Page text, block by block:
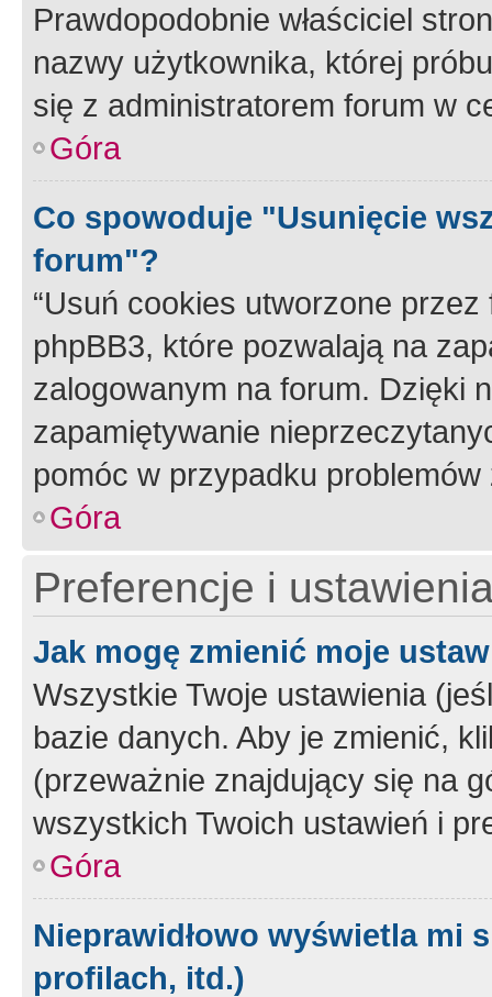
Prawdopodobnie właściciel
nazwy użytkownika, której
się z administratorem forum w
Góra
Co spowoduje "Usunięcie
forum"?
“Usuń cookies utworzone
phpBB3, które pozwalają na
zalogowanym na forum. Dzięki
zapamiętywanie
pomóc w przypadku
Góra
Preferencje i
Jak mogę zmienić moje
Wszystkie Twoje ustawienia
bazie danych. Aby je zmienić,
(przeważnie znajdujący się na
wszystkich Twoich ustawień i
Góra
Nieprawidłowo wyświetla mi
profilach, itd.)